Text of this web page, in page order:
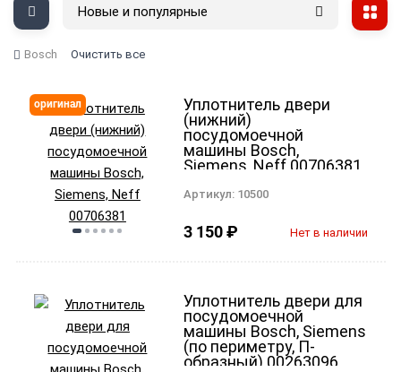
Новые и популярные
Bosch Очистить все
оригинал
Уплотнитель двери
(нижний)
посудомоечной
машины Bosch,
Siemens, Neff 00706381
Артикул: 10500
3 150₽ Нет в наличии
Уплотнитель двери для
посудомоечной
машины Bosch, Siemens
(по периметру, П-
образный) 00263096